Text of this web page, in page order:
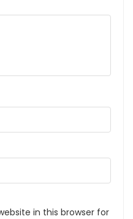
in this browser for